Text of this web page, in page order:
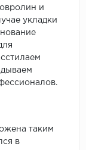
и
укладки
таким
в